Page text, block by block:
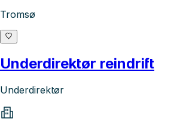
Tromsø
Underdirektør reindrift
Underdirektør